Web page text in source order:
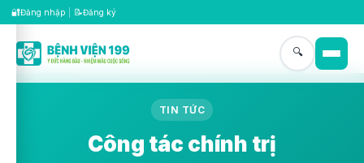
🔐Đăng nhập 📝Đăng ký
🔍
TIN TỨC
Công tác chính trị